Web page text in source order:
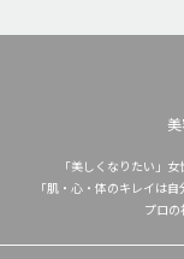
「美しくなりたい」
「肌・心・体のキレイは
プロの